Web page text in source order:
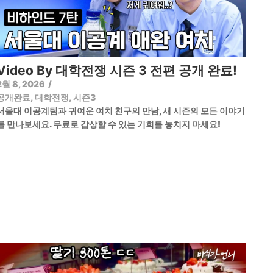
By 대학전쟁 시즌 3 전편 공개 완료!
8, 2026 /
개완료,대학전쟁,시즌3
울대 이공계팀과 귀여운 여치 친구의 만남, 새 시즌의 모든 이야기
만나보세요. 무료로 감상할 수 있는 기회를 놓치지 마세요!